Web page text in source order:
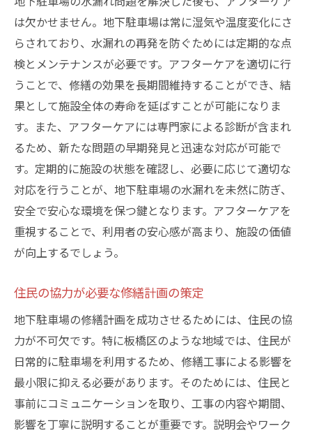
は欠かせません。地下駐車場は常に湿気や温度変化にさ
らされており、水漏れの再発を防ぐためには定期的な点
検とメンテナンスが必要です。アフターケアを適切に行
うことで、修繕の効果を長期間維持することができ、結
果として施設全体の寿命を延ばすことが可能になりま
す。また、アフターケアには専門家による診断が含まれ
るため、新たな問題の早期発見と迅速な対応が可能で
す。定期的に施設の状態を確認し、必要に応じて適切な
対応を行うことが、地下駐車場の水漏れを未然に防ぎ、
安全で安心な環境を保つ鍵となります。アフターケアを
重視することで、利用者の安心感が高まり、施設の価値
が向上するでしょう。
住民の協力が必要な修繕計画の策定
地下駐車場の修繕計画を成功させるためには、住民の協
力が不可欠です。特に板橋区のような地域では、住民が
日常的に駐車場を利用するため、修繕工事による影響を
最小限に抑える必要があります。そのためには、住民と
事前にコミュニケーションを取り、工事の内容や期間、
影響を丁寧に説明することが重要です。説明会やワーク